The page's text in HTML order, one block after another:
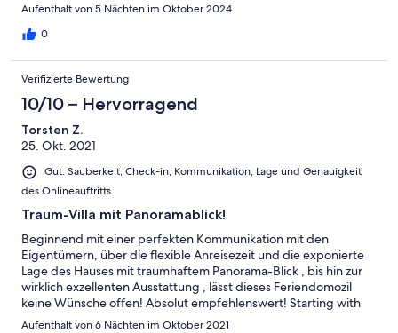
Aufenthalt von 5 Nächten im Oktober 2024
0
Verifizierte Bewertung
10/10 – Hervorragend
Torsten Z.
25. Okt. 2021
Gut: Sauberkeit, Check-in, Kommunikation, Lage und Genauigkeit
des Onlineauftritts
Traum-Villa mit Panoramablick!
Beginnend mit einer perfekten Kommunikation mit den
Eigentümern, über die flexible Anreisezeit und die exponierte
Lage des Hauses mit traumhaftem Panorama-Blick , bis hin zur
wirklich exzellenten Ausstattung , lässt dieses Feriendomozil
keine Wünsche offen! Absolut empfehlenswert! Starting with
perfect communication with the owners, through the flexible
Aufenthalt von 6 Nächten im Oktober 2021